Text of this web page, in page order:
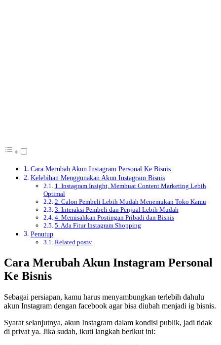
Cara Merubah Akun Instagram Personal Ke Bisnis
Kelebihan Menggunakan Akun Instagram Bisnis
1. Instagram Insight, Membuat Content Marketing Lebih
Optimal
2. Calon Pembeli Lebih Mudah Menemukan Toko Kamu
3. Interaksi Pembeli dan Penjual Lebih Mudah
4. Memisahkan Postingan Pribadi dan Bisnis
5. Ada Fitur Instagram Shopping
Penutup
Related posts:
Cara Merubah Akun Instagram Personal
Ke Bisnis
Sebagai persiapan, kamu harus menyambungkan terlebih dahulu
akun Instagram dengan facebook agar bisa diubah menjadi ig bisnis.
Syarat selanjutnya, akun Instagram dalam kondisi publik, jadi tidak
di privat ya. Jika sudah, ikuti langkah berikut ini: